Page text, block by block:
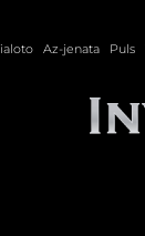
Az-jenata Puls